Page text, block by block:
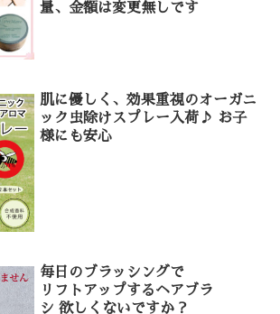
量、金額は変更無しです
肌に優しく、効果重視のオーガニ
ック虫除けスプレー入荷♪ お子
様にも安心
毎日のブラッシングで
リフトアップするヘアブラ
シ 欲しくないですか？